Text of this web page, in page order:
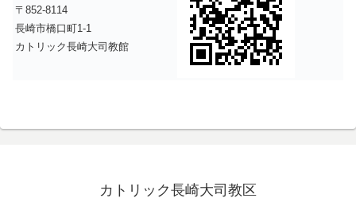
〒852-8114
長崎市橋口町1-1
カトリック長崎大司教館
カトリック長崎大司教区